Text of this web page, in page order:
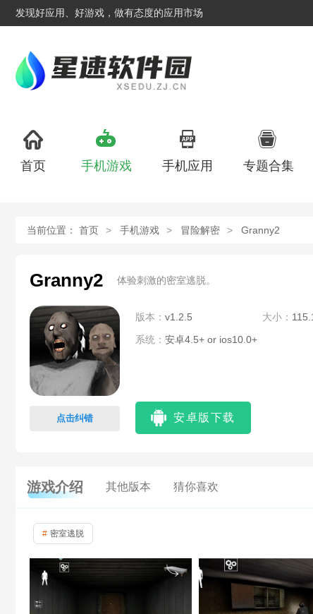
发现好应用、好游戏，做有态度的应用市场
首页 手机游戏 手机应用 专题合集
当前位置： 首页 手机游戏 冒险解密 Granny2
Granny2 体验刺激的密室逃脱。
点击纠错
版本： v1.2.5 大小：
系统： 安卓4.5+ or ios10.0+
安卓版下载
游戏介绍 其他版本 猜你喜欢
密室逃脱